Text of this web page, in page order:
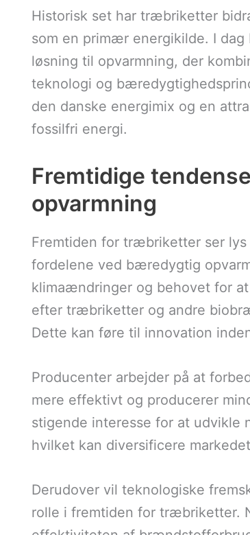
Historisk set har træbriketter
som en primær energikilde. I
løsning til opvarmning, der
teknologi og
den danske energimix og en
fossilfri energi.
Fremtidige
opvarmning
Fremtiden for træbriketter ser
fordelene ved bæredygtig
klimaændringer og behovet for
efter træbriketter og andre
Dette kan føre til innovation
Producenter arbejder på at
mere effektivt og producerer
stigende interesse for at udvikle
hvilket kan diversificere
Derudover vil teknologiske
rolle i fremtiden for træbriketter.